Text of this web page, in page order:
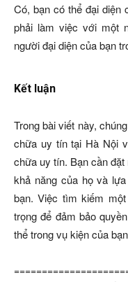
Có, bạn có thể đại diện
phải làm việc với một
người đại diện của bạn
Kết luận
Trong bài viết này,
chữa uy tín tại Hà Nội
chữa uy tín. Bạn cần
khả năng của họ và
bạn. Việc tìm kiếm
trọng để đảm bảo
thể trong vụ kiện của